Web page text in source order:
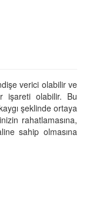
verici olabilir ve
işareti olabilir. Bu
şeklinde ortaya
rahatlamasına,
sahip olmasına